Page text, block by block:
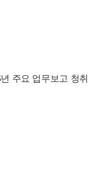
주요 업무보고 청취